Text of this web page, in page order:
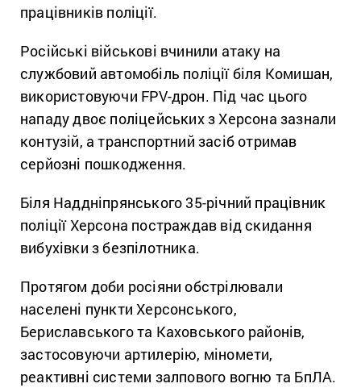
працівників поліції.
Російські військові вчинили атаку на
службовий автомобіль поліції біля Комишан,
використовуючи FPV-дрон. Під час цього
нападу двоє поліцейських з Херсона зазнали
контузій, а транспортний засіб отримав
серйозні пошкодження.
Біля Наддніпрянського 35-річний працівник
поліції Херсона постраждав від скидання
вибухівки з безпілотника.
Протягом доби росіяни обстрілювали
населені пункти Херсонського,
Бериславського та Каховського районів,
застосовуючи артилерію, міномети,
реактивні системи залпового вогню та БпЛА.